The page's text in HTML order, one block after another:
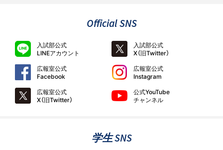
Official SNS
入試部公式
LINEアカウント
入試部公式
X（旧Twitter）
広報室公式
Facebook
広報室公式
Instagram
広報室公式
X（旧Twitter）
公式YouTube
チャンネル
学生 SNS